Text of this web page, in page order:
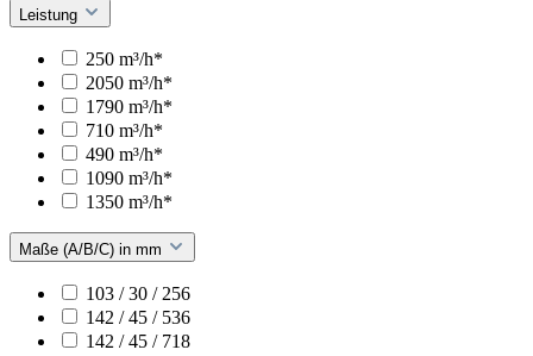
Leistung
250 m³/h*
2050 m³/h*
1790 m³/h*
710 m³/h*
490 m³/h*
1090 m³/h*
1350 m³/h*
Maße (A/B/C) in mm
103 / 30 / 256
142 / 45 / 536
142 / 45 / 718